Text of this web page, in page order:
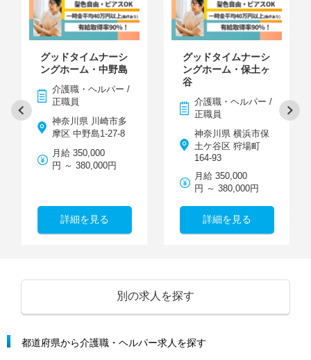
グッドタイムナーシ
ングホーム・中野島
介護職・ヘルパー /
正職員
神奈川県 川崎市多
摩区 中野島1-27-8
月給 350,000
円 ～ 380,000円
詳細を見る
グッドタイムナーシ
ングホーム・保土ヶ
谷
介護職・ヘルパー /
正職員
神奈川県 横浜市保
土ケ谷区 狩場町
164-93
月給 350,000
円 ～ 380,000円
詳細を見る
別の求人を探す
都道府県から介護職・ヘルパー求人を探す